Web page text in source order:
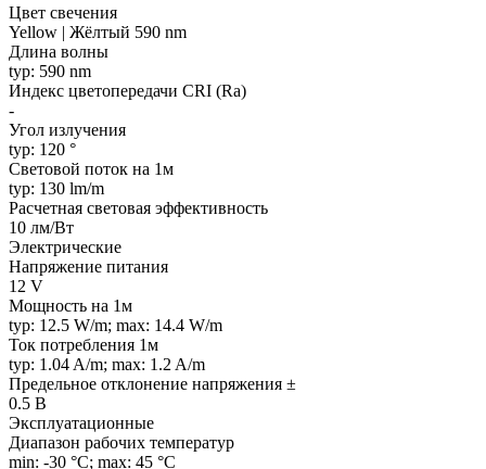
Цвет свечения
Yellow | Жёлтый 590 nm
Длина волны
typ: 590 nm
Индекс цветопередачи CRI (Ra)
-
Угол излучения
typ: 120 °
Световой поток на 1м
typ: 130 lm/m
Расчетная световая эффективность
10 лм/Вт
Электрические
Напряжение питания
12 V
Мощность на 1м
typ: 12.5 W/m; max: 14.4 W/m
Ток потребления 1м
typ: 1.04 A/m; max: 1.2 A/m
Предельное отклонение напряжения ±
0.5 В
Эксплуатационные
Диапазон рабочих температур
min: -30 °C; max: 45 °C